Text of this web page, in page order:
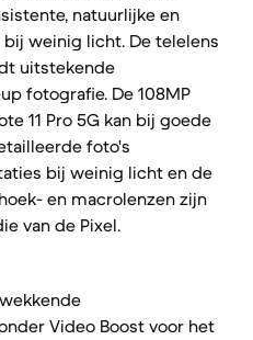
natuurlijke en
weinig licht. De telelens
uitstekende
fotografie. De 108MP
11 Pro 5G kan bij goede
foto's
bij weinig licht en de
en macrolenzen zijn
van de Pixel.
Video Boost voor het